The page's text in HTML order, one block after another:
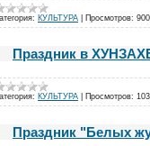
КУЛЬТУРА Просмотров: 900
Праздник в
КУЛЬТУРА Просмотров:
Праздник "Белых